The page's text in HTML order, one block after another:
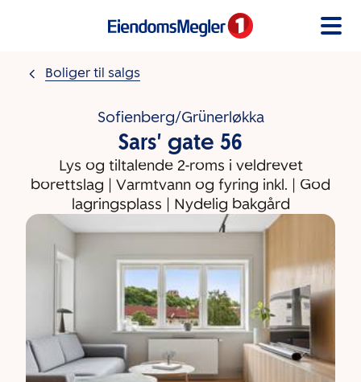
Boliger til salgs
Sofienberg/Grünerløkka
Sars' gate 56
Lys og tiltalende 2-roms i veldrevet
borettslag | Varmtvann og fyring inkl. | God
lagringsplass | Nydelig bakgård